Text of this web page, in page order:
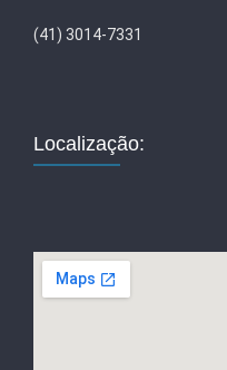
(41) 3014-7331
Localização: